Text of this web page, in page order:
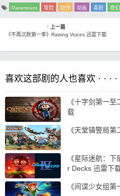
Paramount 冒险 动作 动画 喜剧 奇幻
上一篇
《不再沉默第一季》Raising Voices 迅雷下载
喜欢这部剧的人也喜欢 · · · ·
《十字剑第一
载
《天堂镇警局
《星际迷航：
r Decks 迅雷下
《间谍少女组